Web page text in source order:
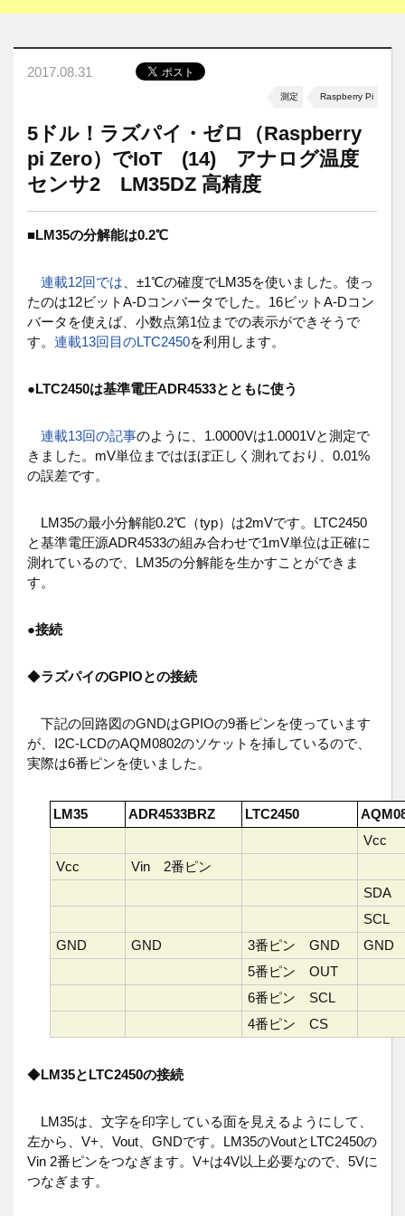
2017.08.31
測定 Raspberry Pi
5ドル！ラズパイ・ゼロ（Raspberry
pi Zero）でIoT (14) アナログ温度
センサ2 LM35DZ 高精度
■LM35の分解能は0.2℃
連載12回では 、±1℃の確度でLM35を使いました。使っ
たのは12ビットA-Dコンバータでした。16ビットA-Dコン
バータを使えば、小数点第1位までの表示ができそうで
す。 連載13回目のLTC2450を利用します。
●LTC2450は基準電圧ADR4533とともに使う
連載13回の記事のように、1.0000Vは1.0001Vと測定で
きました。mV単位まではほぼ正しく測れており、0.01%
の誤差です。
LM35の最小分解能0.2℃（typ）は2mVです。LTC2450
と基準電圧源ADR4533の組み合わせで1mV単位は正確に
測れているので、LM35の分解能を生かすことができま
す。
●接続
◆ラズパイのGPIOとの接続
下記の回路図のGNDはGPIOの9番ピンを使っています
が、I2C-LCDのAQM0802のソケットを挿しているので、
実際は6番ピンを使いました。
LM35 ADR4533BRZ LTC2450
Vcc
Vcc
Vin 2番ピン
SDA
SCL
GND
GND 3番ピン GND
GND
5番ピン OUT
6番ピン SCL
4番ピン CS
◆LM35とLTC2450の接続
LM35は、文字を印字している面を見えるようにして、
左から、V+、Vout、GNDです。LM35のVoutとLTC2450の
Vin 2番ピンをつなぎます。V+は4V以上必要なので、5Vに
つなぎます。